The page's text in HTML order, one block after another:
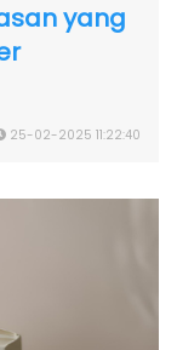
yang
25-02-2025 11:22:40